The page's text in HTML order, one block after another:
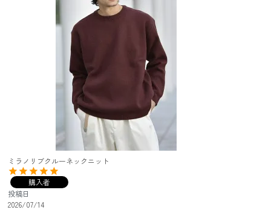
ミラノリブクルーネックニット
購入者
投稿日
2026/07/14